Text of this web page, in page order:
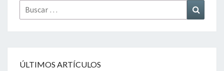
Buscar
por:
ÚLTIMOS ARTÍCULOS